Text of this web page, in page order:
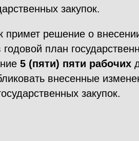
закупок.
примет решение о
план
5 (пяти) пяти рабочих
внесенные
закупок.